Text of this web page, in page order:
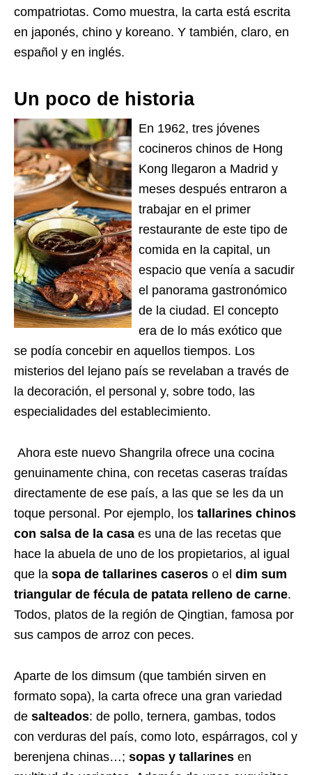
compatriotas. Como muestra, la carta está escrita
en japonés, chino y koreano. Y también, claro, en
español y en inglés.
Un poco de historia
En 1962, tres jóvenes
cocineros chinos de Hong
Kong llegaron a Madrid y
meses después entraron a
trabajar en el primer
restaurante de este tipo de
comida en la capital, un
espacio que venía a sacudir
el panorama gastronómico
de la ciudad. El concepto
era de lo más exótico que
se podía concebir en aquellos tiempos. Los
misterios del lejano país se revelaban a través de
la decoración, el personal y, sobre todo, las
especialidades del establecimiento.
Ahora este nuevo Shangrila ofrece una cocina
genuinamente china, con recetas caseras traídas
directamente de ese país, a las que se les da un
toque personal. Por ejemplo, los tallarines chinos
con salsa de la casa es una de las recetas que
hace la abuela de uno de los propietarios, al igual
que la sopa de tallarines caseros o el dim sum
triangular de fécula de patata relleno de carne.
Todos, platos de la región de Qingtian, famosa por
sus campos de arroz con peces.
Aparte de los dimsum (que también sirven en
formato sopa), la carta ofrece una gran variedad
de salteados: de pollo, ternera, gambas, todos
con verduras del país, como loto, espárragos, col y
berenjena chinas…; sopas y tallarines en